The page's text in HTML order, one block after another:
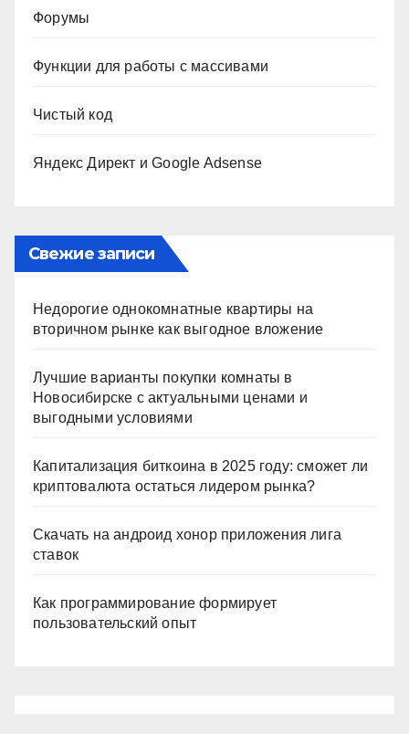
Форумы
Функции для работы с массивами
Чистый код
Яндекс Директ и Google Adsense
Свежие записи
Недорогие однокомнатные квартиры на
вторичном рынке как выгодное вложение
Лучшие варианты покупки комнаты в
Новосибирске с актуальными ценами и
выгодными условиями
Капитализация биткоина в 2025 году: сможет ли
криптовалюта остаться лидером рынка?
Скачать на андроид хонор приложения лига
ставок
Как программирование формирует
пользовательский опыт